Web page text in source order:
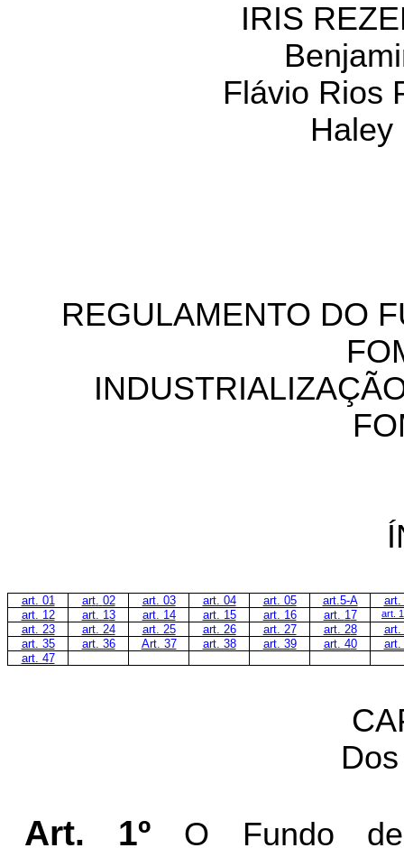
IRIS
Flávio Rios
Haley
REGULAMENTO DO
art. 01 art. 02 art. 03 art. 04 art. 05 art.5-A
art.
art. 12 art. 13 art. 14 art. 15 art. 16 art. 17 art.
art. 23 art. 24 art. 25 art. 26 art. 27 art. 28
art.
art. 35 art. 36 Art. 37 art. 38 art. 39 art. 40
art.
art. 47
Art. 1º O Fundo